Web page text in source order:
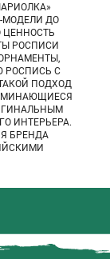
МОДЕЛИ ДО
ЦЕННОСТЬ
РОСПИСИ
РОСПИСЬ С
ПОДХОД
ИНТЕРЬЕРА.
БРЕНДА